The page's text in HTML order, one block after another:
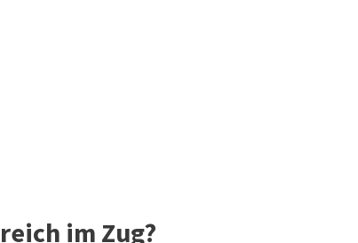
im Zug?